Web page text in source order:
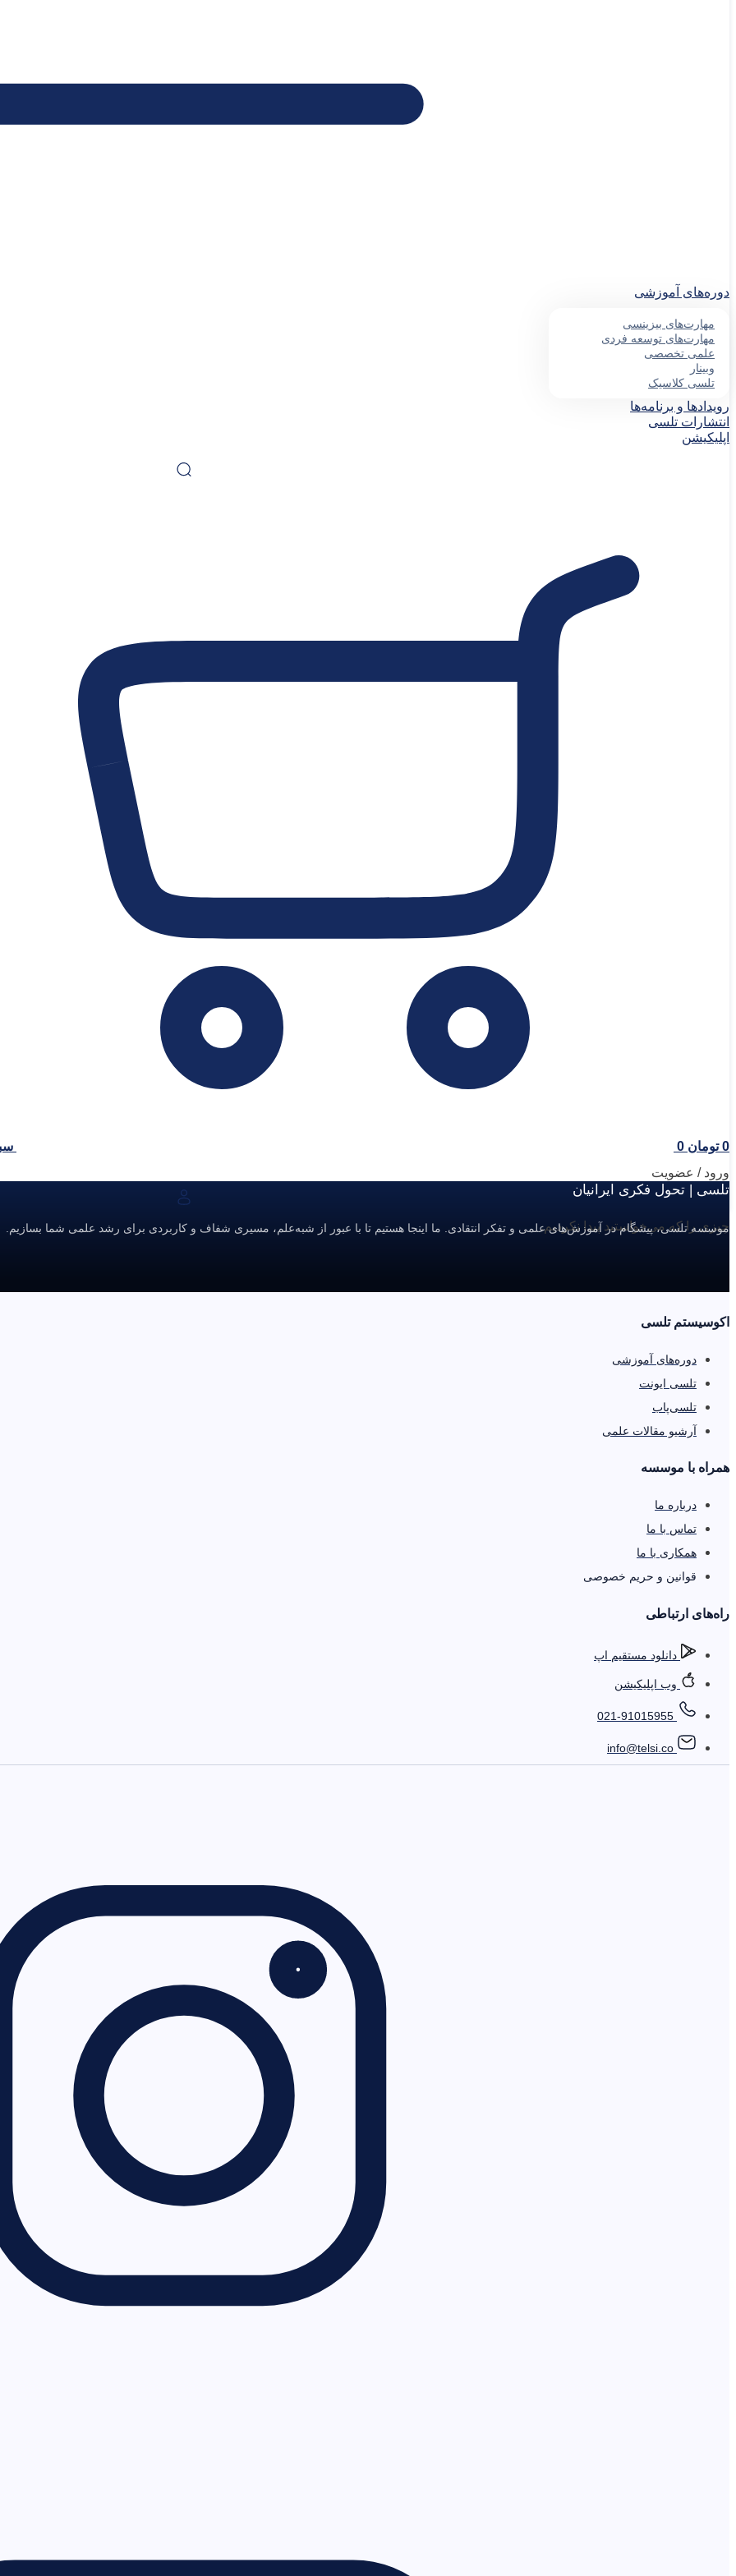
دوره‌های آموزشی
مهارت‌های بیزینسی
مهارت‌های توسعه فردی
علمی تخصصی
وبینار
تلسی کلاسیک
رویدادها و برنامه‌ها
انتشارات تلسی
اپلیکیشن
0 تومان 0
ورود / عضویت
چیزی را که می‌خواستید پیدا نکردیم.
تلسی | تحول فکری ایرانیان
موسسه تلسی، پیشگام در آموزش‌های علمی و تفکر انتقادی. ما اینجا هستیم تا با عبور از شبه‌علم، مسیری شفاف و کاربردی برای رشد علمی شما بسازیم.
اکوسیستم تلسی
دوره‌های آموزشی
تلسی ایونت
تلسی‌پاب
آرشیو مقالات علمی
همراه با موسسه
درباره ما
تماس با ما
همکاری با ما
قوانین و حریم خصوصی
را‌ه‌های ارتباطی
دانلود مستقیم اپ
وب اپلیکیشن
021-91015955
info@telsi.co